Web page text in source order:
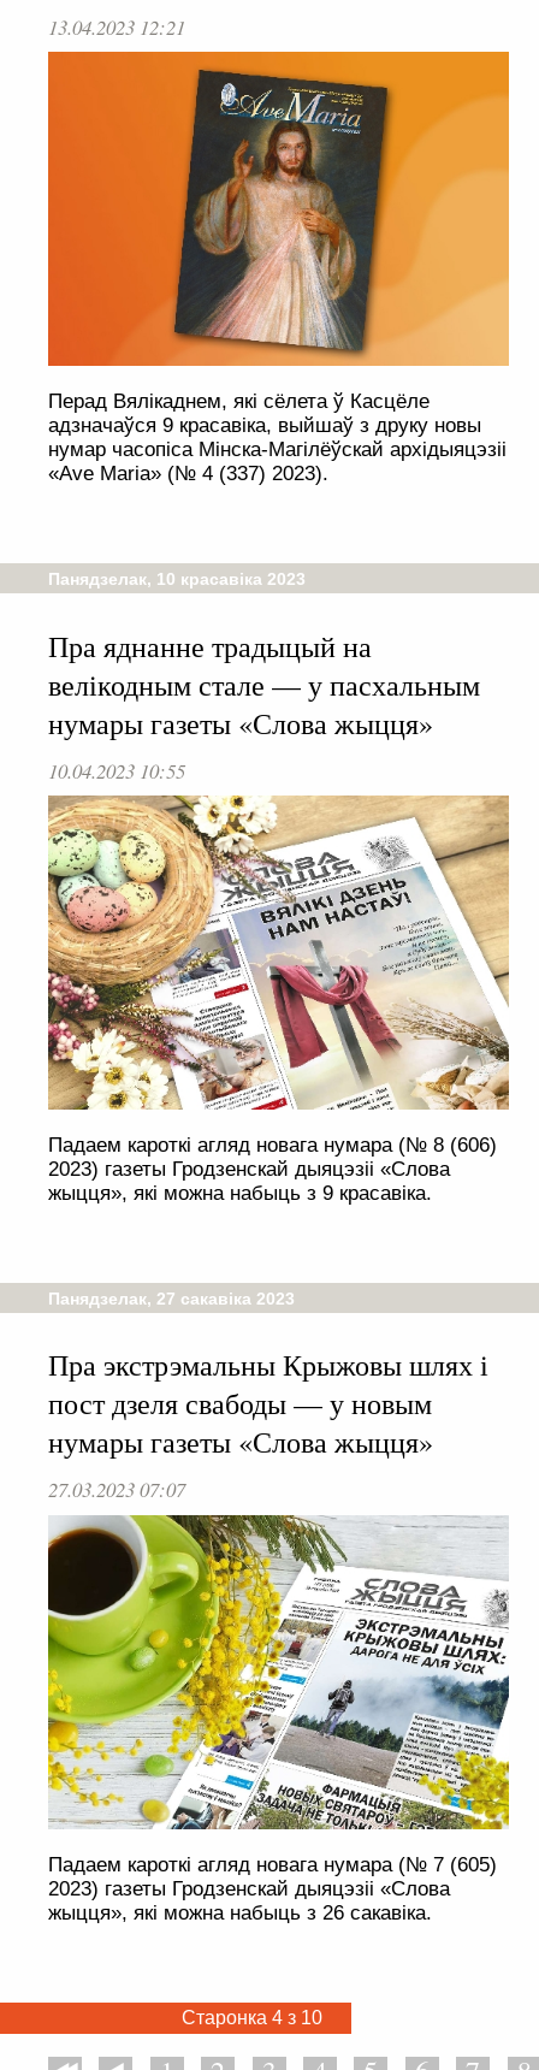
13.04.2023 12:21
Перад Вялікаднем, які сёлета ў Касцёле
адзначаўся 9 красавіка, выйшаў з друку новы
нумар часопіса Мінска-Магілёўскай архідыяцэзіі
«Ave Maria» (№ 4 (337) 2023).
Панядзелак, 10 красавіка 2023
Пра яднанне традыцый на
велікодным стале — у пасхальным
нумары газеты «Слова жыцця»
10.04.2023 10:55
Падаем кароткі агляд новага нумара (№ 8 (606)
2023) газеты Гродзенскай дыяцэзіі «Слова
жыцця», які можна набыць з 9 красавіка.
Панядзелак, 27 сакавіка 2023
Пра экстрэмальны Крыжовы шлях і
пост дзеля свабоды — у новым
нумары газеты «Слова жыцця»
27.03.2023 07:07
Падаем кароткі агляд новага нумара (№ 7 (605)
2023) газеты Гродзенскай дыяцэзіі «Слова
жыцця», які можна набыць з 26 сакавіка.
Старонка 4 з 10